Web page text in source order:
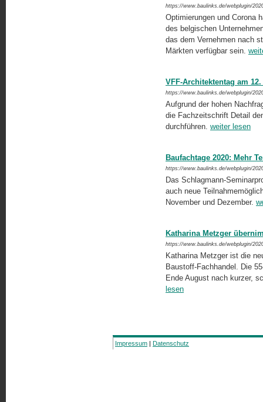
https://www.baulinks.de/webplugin/
Optimierungen und Corona
des belgischen
das dem Vernehmen nach
Märkten verfügbar sein.
VFF-Architektentag am
https://www.baulinks.de/webplugin/
Aufgrund der hohen
die Fachzeitschrift Detail
durchführen. weiter lesen
Baufachtage 2020: Mehr
https://www.baulinks.de/webplugin/
Das Schlagmann-
auch neue
November und Dezember.
Katharina Metzger
https://www.baulinks.de/webplugin/
Katharina Metzger ist die
Baustoff-Fachhandel. Die
Ende August nach kurzer,
lesen
Impressum | Datenschutz